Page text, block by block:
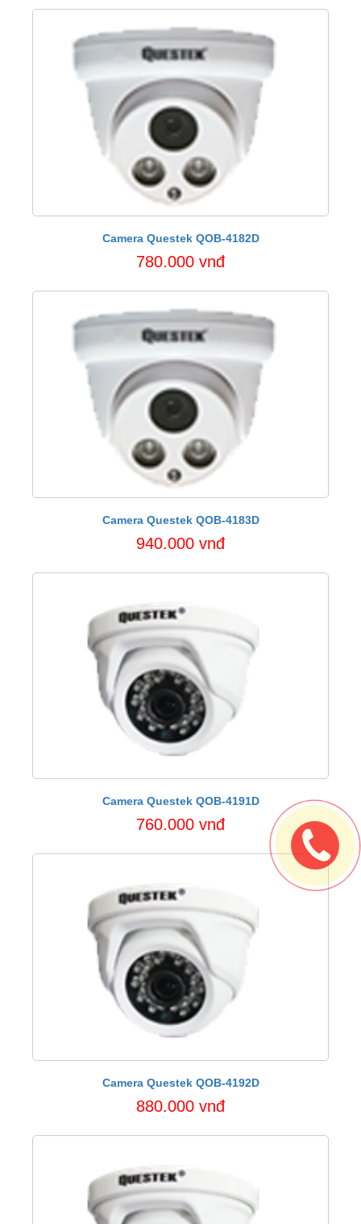
Camera Questek QOB-4182D
780.000 vnđ
Camera Questek QOB-4183D
940.000 vnđ
Camera Questek QOB-4191D
760.000 vnđ
Camera Questek QOB-4192D
880.000 vnđ